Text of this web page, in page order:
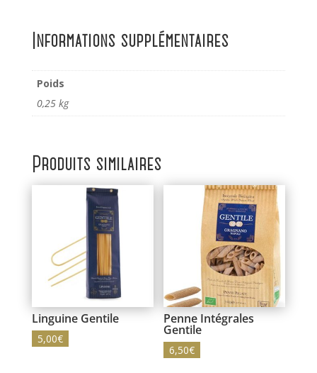
Informations supplémentaires
Poids
0,25 kg
Produits similaires
Linguine Gentile
5,00€
Penne Intégrales
Gentile
6,50€